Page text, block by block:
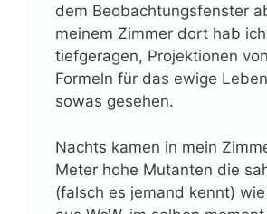
dem Beobachtungsfenster
meinem Zimmer dort hab ich
tiefgeragen, Projektionen
Formeln für das ewige
sowas gesehen.
Nachts kamen in mein
Meter hohe Mutanten die
(falsch es jemand kennt)